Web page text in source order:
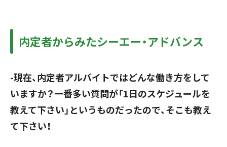
内定者からみたシーエー・アドバンス
-現在、内定者アルバイトではどんな働き方をして
いますか？一番多い質問が「1日のスケジュールを
教えて下さい」というものだったので、そこも教え
て下さい！